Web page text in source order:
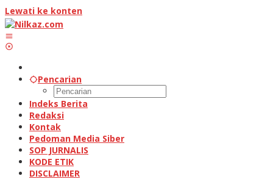
Lewati ke konten
Pencarian
Indeks Berita
Redaksi
Kontak
Pedoman Media Siber
SOP JURNALIS
KODE ETIK
DISCLAIMER